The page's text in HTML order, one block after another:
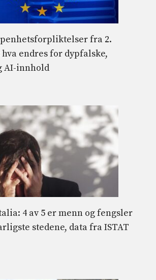
fra 2.
hva endres for dypfalske,
AI-innhold
4 av 5 er menn og fengsler
stedene, data fra ISTAT